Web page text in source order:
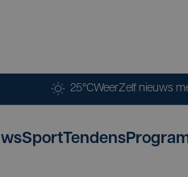
25°CWeerZelf nieuws
SportTendens